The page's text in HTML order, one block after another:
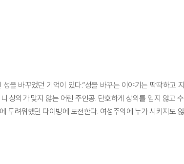
을 바꾸었던 기억이 있다.”성을 바꾸는 이야기는 딱딱하고
상의가 맞지 않는 어린 주인공. 단호하게 상의를 입지 않고
두려워했던 다이빙에 도전한다. 여성주의에 누가 시키지도